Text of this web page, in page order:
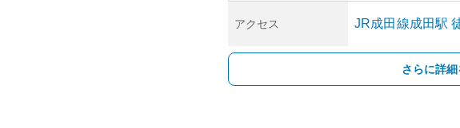
アクセス JR成田線成田駅
さらに詳